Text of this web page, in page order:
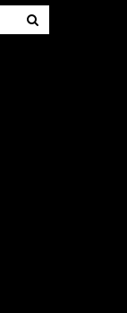
Menu